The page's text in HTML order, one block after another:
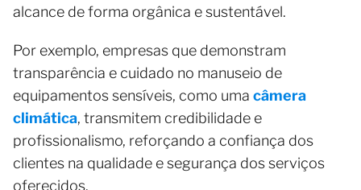
alcance de forma orgânica e sustentável.
Por exemplo, empresas que demonstram
transparência e cuidado no manuseio de
equipamentos sensíveis, como uma câmera
climática, transmitem credibilidade e
profissionalismo, reforçando a confiança dos
clientes na qualidade e segurança dos serviços
oferecidos.